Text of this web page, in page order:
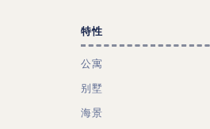
特性
公寓
别墅
海景